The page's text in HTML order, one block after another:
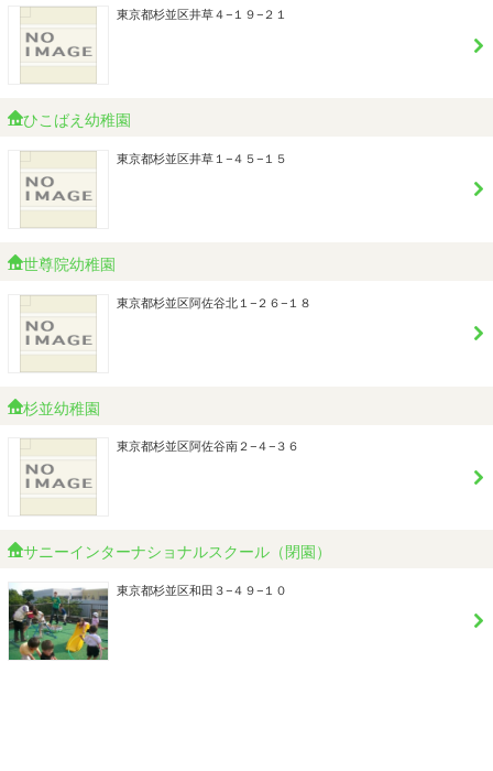
東京都杉並区井草４−１９−２１
ひこばえ幼稚園
東京都杉並区井草１−４５−１５
世尊院幼稚園
東京都杉並区阿佐谷北１−２６−１８
杉並幼稚園
東京都杉並区阿佐谷南２−４−３６
サニーインターナショナルスクール（閉園）
東京都杉並区和田３−４９−１０